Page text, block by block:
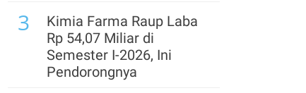
3
Kimia Farma Raup Laba
Rp 54,07 Miliar di
Semester I-2026, Ini
Pendorongnya